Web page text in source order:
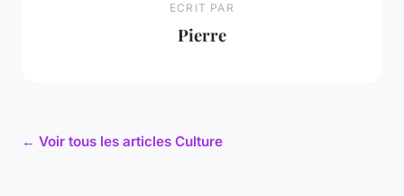
ECRIT PAR
Pierre
← Voir tous les articles Culture